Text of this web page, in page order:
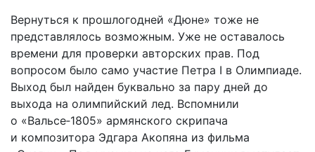
Вернуться к прошлогодней «Дюне» тоже не
представлялось возможным. Уже не оставалось
времени для проверки авторских прав. Под
вопросом было само участие Петра I в Олимпиаде.
Выход был найден буквально за пару дней до
выхода на олимпийский лед. Вспомнили
о «Вальсе‑1805» армянского скрипача
и композитора Эдгара Акопяна из фильма